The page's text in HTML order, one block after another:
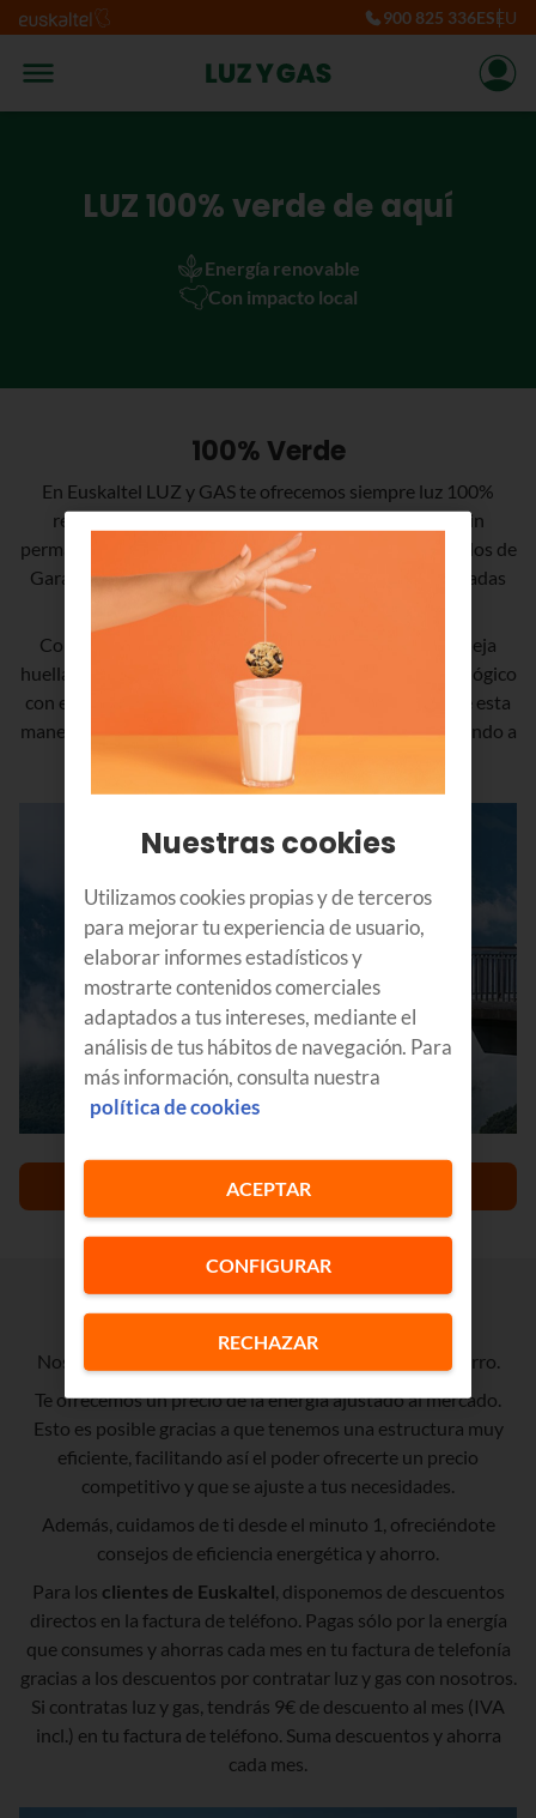
900 825 336ESEU
LUZ 100% verde de aquí
Energía renovable
Con impacto local
100% Verde
En Euskaltel LUZ y GAS te ofrecemos siempre luz 100%
renovable, producida en el territorio, económica y sin
permanencia. Nos comprometemos a adquirir certificados de
Garantías De Origen renovables de instalaciones ubicadas
en nuestra zona.
Como sabemos que el consumo energético siempre deja
huella de carbono, hemos emprendido un proyecto ecológico
con el fin de repoblar bosques de nuestro territorio. De esta
manera, cada vez que consumas gas, estarás contribuyendo a
cuidar nuestro entorno.
DESCUBRE NUESTRO PROYECTO
100% Económica
Nos preocupamos por el medioambiente y por tu ahorro.
Te ofrecemos un precio de la energía ajustado al mercado.
Esto es posible gracias a que tenemos una estructura muy
eficiente, facilitando así el poder ofrecerte un precio
competitivo y que se ajuste a tus necesidades.
Además, cuidamos de ti desde el minuto 1, ofreciéndote
consejos de eficiencia energética y ahorro.
Para los clientes de Euskaltel, disponemos de descuentos
directos en la factura de teléfono. Pagas sólo por la energía
que consumes y ahorras cada mes en tu factura de telefonía
gracias a los descuentos por contratar luz y gas con nosotros.
Si contratas luz y gas, tendrás 9€ de descuento al mes (IVA
incl.) en tu factura de teléfono. Suma descuentos y ahorra
cada mes.
Nuestras cookies
Utilizamos cookies propias y de terceros
para mejorar tu experiencia de usuario,
elaborar informes estadísticos y
mostrarte contenidos comerciales
adaptados a tus intereses, mediante el
análisis de tus hábitos de navegación. Para
más información, consulta nuestra
política de cookies
CONFIGURAR
RECHAZAR
ACEPTAR